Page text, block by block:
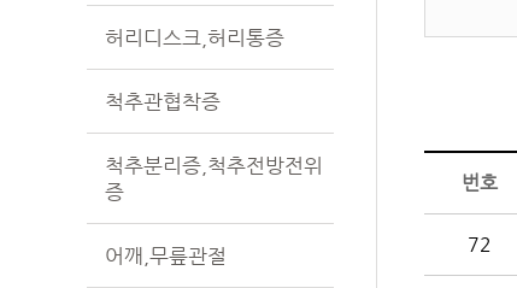
허리디스크,허리통증
척추관협착증
척추분리증,척추전방전위
증
어깨,무릎관절
번호
72